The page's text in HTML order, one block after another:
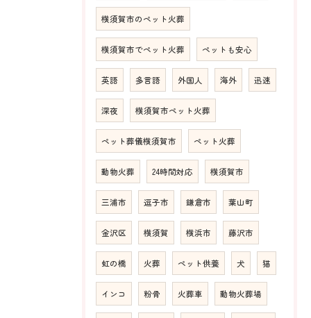
横須賀市のペット火葬
横須賀市でペット火葬 ペットも安心
英語 多言語 外国人 海外 迅速
深夜 横須賀市ペット火葬
ペット葬儀横須賀市 ペット火葬
動物火葬 24時間対応 横須賀市
三浦市 逗子市 鎌倉市 葉山町
金沢区 横須賀 横浜市 藤沢市
虹の橋 火葬 ペット供養 犬 猫
インコ 粉骨 火葬車 動物火葬場